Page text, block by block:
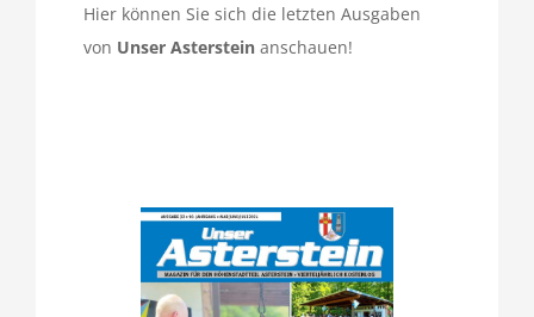
Hier können Sie sich die letzten Ausgaben
von Unser Asterstein anschauen!